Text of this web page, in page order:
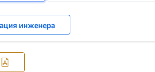
инженера